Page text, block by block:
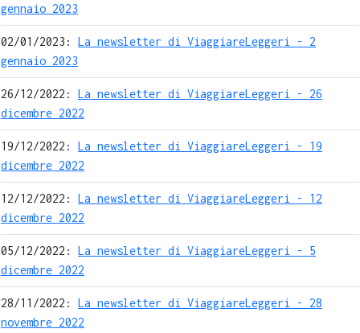
gennaio 2023
02/01/2023: La newsletter di ViaggiareLeggeri - 2
gennaio 2023
26/12/2022: La newsletter di ViaggiareLeggeri - 26
dicembre 2022
19/12/2022: La newsletter di ViaggiareLeggeri - 19
dicembre 2022
12/12/2022: La newsletter di ViaggiareLeggeri - 12
dicembre 2022
05/12/2022: La newsletter di ViaggiareLeggeri - 5
dicembre 2022
28/11/2022: La newsletter di ViaggiareLeggeri - 28
novembre 2022